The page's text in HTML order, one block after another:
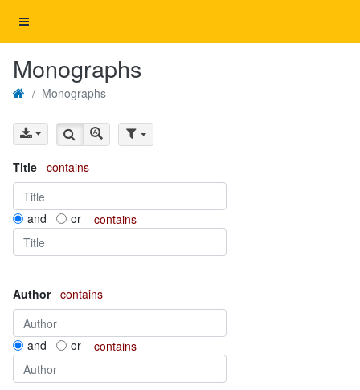
Monographs
Monographs
Title contains
and or contains
Author contains
and or contains